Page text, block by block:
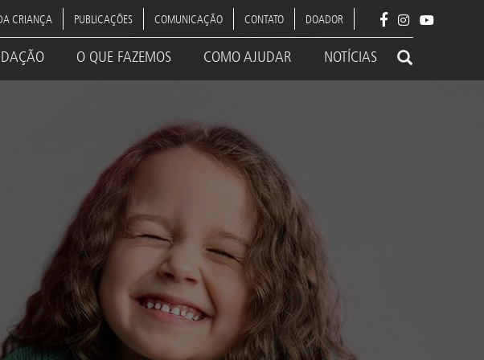
CRIANÇA PUBLICAÇÕES COMUNICAÇÃO CONTATO DOADOR
O QUE FAZEMOS COMO AJUDAR NOTÍCIAS